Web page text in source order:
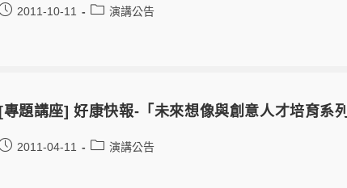
2011-10-11 演講公告
[專題講座] 好康快報-「未來想像​與創意人才培育系
2011-04-11 演講公告